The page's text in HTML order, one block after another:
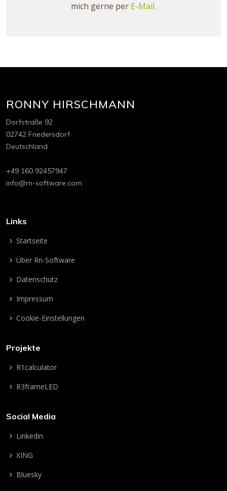
mich gerne per E-Mail.
RONNY HIRSCHMANN
Dorfstraße 92
02742 Friedersdorf
Deutschland
+49 160 92457947
info@rn-software.com
Links
Startseite
Über Rn-Software
Datenschutz
Impressum
Cookie-Einstellungen
Projekte
R1calculator
R3frameLED
Social Media
Linkedin
XING
Bluesky